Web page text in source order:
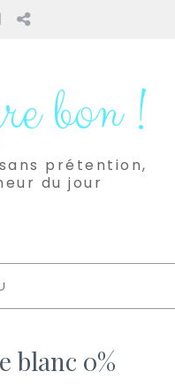
Pinterest
bon !
prétention,
du jour
blanc 0%